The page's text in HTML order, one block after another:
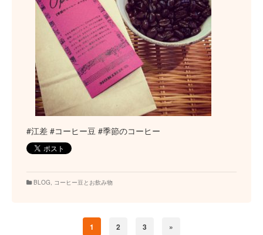
#江差 #コーヒー豆 #季節のコーヒー
BLOG, コーヒー豆とお飲み物
1 2 3 »